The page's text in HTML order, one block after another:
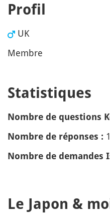
Profil
UK
Membre
Statistiques
Nombre de questions
Nombre de réponses : 1
Nombre de demandes
Le Japon &